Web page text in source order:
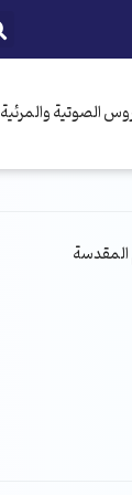
الصوتية والمرئية
المقدسة